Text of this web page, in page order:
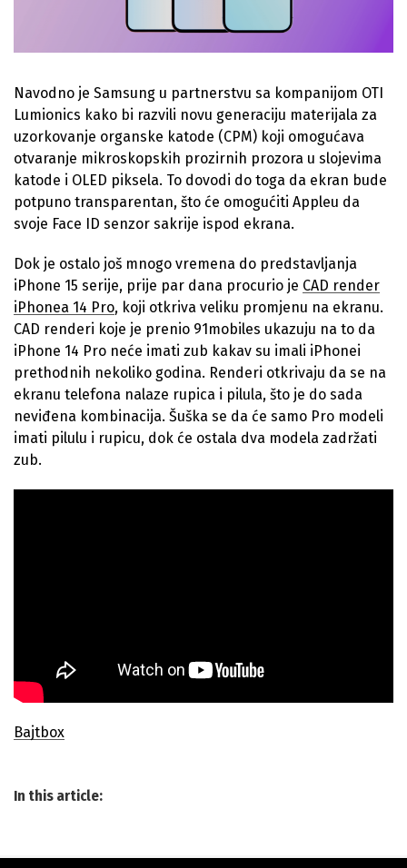
Navodno je Samsung u partnerstvu sa kompanijom OTI
Lumionics kako bi razvili novu generaciju materijala za
uzorkovanje organske katode (CPM) koji omogućava
otvaranje mikroskopskih prozirnih prozora u slojevima
katode i OLED piksela. To dovodi do toga da ekran bude
potpuno transparentan, što će omogućiti Appleu da
svoje Face ID senzor sakrije ispod ekrana.
Dok je ostalo još mnogo vremena do predstavljanja
iPhone 15 serije, prije par dana procurio je CAD render
iPhonea 14 Pro, koji otkriva veliku promjenu na ekranu.
CAD renderi koje je prenio 91mobiles ukazuju na to da
iPhone 14 Pro neće imati zub kakav su imali iPhonei
prethodnih nekoliko godina. Renderi otkrivaju da se na
ekranu telefona nalaze rupica i pilula, što je do sada
neviđena kombinacija. Šuška se da će samo Pro modeli
imati pilulu i rupicu, dok će ostala dva modela zadržati
zub.
Bajtbox
In this article: